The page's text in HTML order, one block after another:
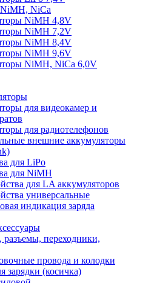
NiCa
NiMH 4,8V
NiMH 7,2V
NiMH 8,4V
NiMH 9,6V
NiMH, NiCa 6,0V
для видеокамер и
для радиотелефонов
внешние аккумуляторы
для LiPo
для NiMH
для LA аккумуляторов
универсальные
индикация заряда
разъемы, переходники,
провода и колодки
зарядки (косичка)